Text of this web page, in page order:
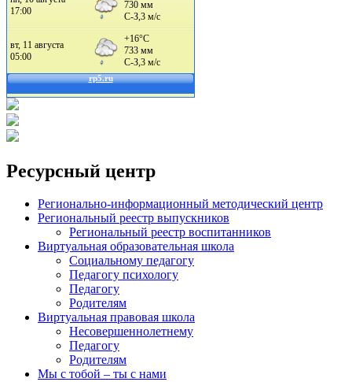
Ресурсный центр
Регионально-информационный методический центр
Региональный реестр выпускников
Региональный реестр воспитанников
Виртуальная образовательная школа
Социальному педагогу
Педагогу психологу
Педагогу
Родителям
Виртуальная правовая школа
Несовершеннолетнему
Педагогу
Родителям
Мы с тобой – ты с нами